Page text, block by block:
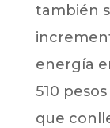
también
energía
510
que